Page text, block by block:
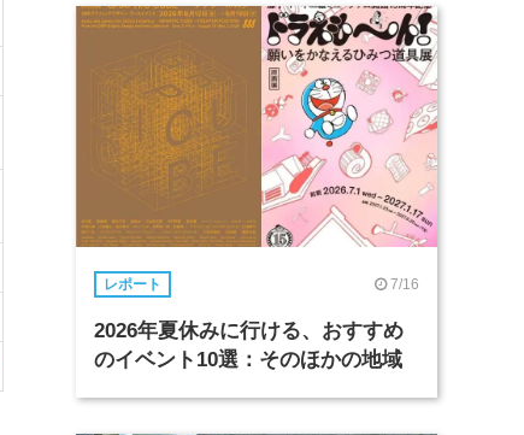
レポート 7/16
2026年夏休みに行ける、おすすめ
のイベント10選：そのほかの地域